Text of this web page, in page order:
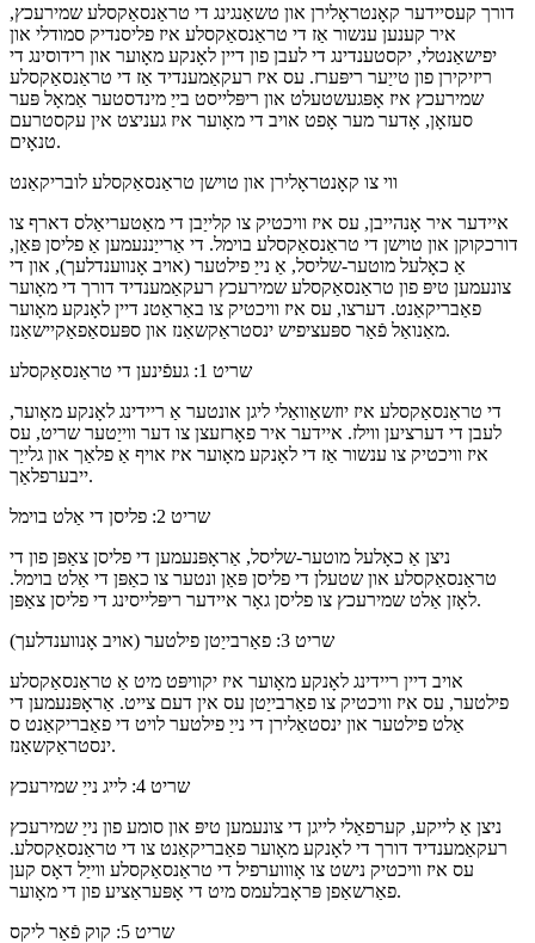
דורך קעסיידער קאָנטראָלירן און טשאַנגינג די טראַנסאַקסלע שמירעכץ,
איר קענען ענשור אַז די טראַנסאַקסלע איז פליסנדיק סמודלי און
יפישאַנטלי, יקסטענדינג די לעבן פון דיין לאָנקע מאָוער און רידוסינג די
ריזיקירן פון טייַער ריפּערז. עס איז רעקאַמענדיד אַז די טראַנסאַקסלע
שמירעכץ איז אָפּגעשטעלט און ריפּלייסט בייַ מינדסטער אַמאָל פּער
סעזאָן, אָדער מער אָפט אויב די מאָוער איז געניצט אין עקסטרעם
טנאָים.
ווי צו קאָנטראָלירן און טוישן טראַנסאַקסלע לובריקאַנט
איידער איר אָנהייבן, עס איז וויכטיק צו קלייַבן די מאַטעריאַלס דארף צו
דורכקוקן און טוישן די טראַנסאַקסלע בוימל. די אַרייַננעמען אַ פליסן פּאַן,
אַ כאָלעל מוטער-שליסל, אַ נייַ פילטער (אויב אָנווענדלעך), און די
צונעמען טיפּ פון טראַנסאַקסלע שמירעכץ רעקאַמענדיד דורך די מאָוער
פאַבריקאַנט. דערצו, עס איז וויכטיק צו באַראַטנ דיין לאָנקע מאָוער
מאַנואַל פֿאַר ספּעציפיש ינסטראַקשאַנז און ספּעסאַפאַקיישאַנז.
שריט 1: געפֿינען די טראַנסאַקסלע
די טראַנסאַקסלע איז יוזשאַוואַלי ליגן אונטער אַ ריידינג לאָנקע מאָוער,
לעבן די דערציען ווילז. איידער איר פאָרזעצן צו דער ווייַטער שריט, עס
איז וויכטיק צו ענשור אַז די לאָנקע מאָוער איז אויף אַ פלאַך און גלייַך
ייבערפלאַך.
שריט 2: פליסן די אַלט בוימל
ניצן אַ כאָלעל מוטער-שליסל, אַראָפּנעמען די פליסן צאַפּן פון די
טראַנסאַקסלע און שטעלן די פליסן פּאַן ונטער צו כאַפּן די אַלט בוימל.
לאָזן אַלט שמירעכץ צו פליסן גאָר איידער ריפּלייסינג די פליסן צאַפּן.
שריט 3: פאַרבייַטן פילטער (אויב אָנווענדלעך)
אויב דיין ריידינג לאָנקע מאָוער איז יקוויפּט מיט אַ טראַנסאַקסלע
פילטער, עס איז וויכטיק צו פאַרבייַטן עס אין דעם צייט. אַראָפּנעמען די
אַלט פילטער און ינסטאַלירן די נייַ פילטער לויט די פאַבריקאַנט ס
ינסטראַקשאַנז.
שריט 4: לייג נייַ שמירעכץ
ניצן אַ לייקע, קערפאַלי לייגן די צונעמען טיפּ און סומע פון ​​נייַ שמירעכץ
רעקאַמענדיד דורך די לאָנקע מאָוער פאַבריקאַנט צו די טראַנסאַקסלע.
עס איז וויכטיק נישט צו אָוווערפיל די טראַנסאַקסלע ווייַל דאָס קען
פאַרשאַפן פּראָבלעמס מיט די אָפּעראַציע פון ​​די מאָוער.
שריט 5: קוק פֿאַר ליקס